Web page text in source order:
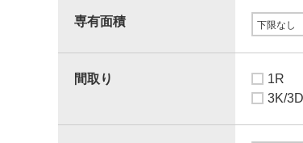
専有面積
間取り 1R
3K/